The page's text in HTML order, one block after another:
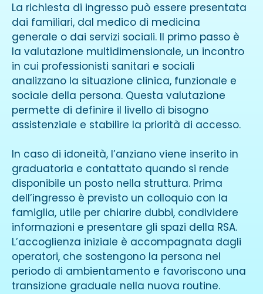
La richiesta di ingresso può essere presentata
dai familiari, dal medico di medicina
generale o dai servizi sociali. Il primo passo è
la valutazione multidimensionale, un incontro
in cui professionisti sanitari e sociali
analizzano la situazione clinica, funzionale e
sociale della persona. Questa valutazione
permette di definire il livello di bisogno
assistenziale e stabilire la priorità di accesso.
In caso di idoneità, l’anziano viene inserito in
graduatoria e contattato quando si rende
disponibile un posto nella struttura. Prima
dell’ingresso è previsto un colloquio con la
famiglia, utile per chiarire dubbi, condividere
informazioni e presentare gli spazi della RSA.
L’accoglienza iniziale è accompagnata dagli
operatori, che sostengono la persona nel
periodo di ambientamento e favoriscono una
transizione graduale nella nuova routine.